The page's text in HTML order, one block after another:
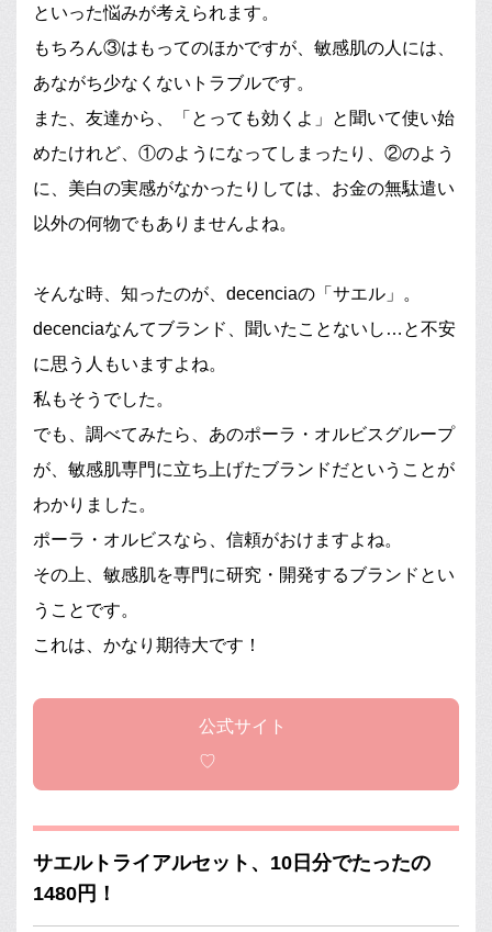
といった悩みが考えられます。
もちろん③はもってのほかですが、敏感肌の人には、
あながち少なくないトラブルです。
また、友達から、「とっても効くよ」と聞いて使い始
めたけれど、①のようになってしまったり、②のよう
に、美白の実感がなかったりしては、お金の無駄遣い
以外の何物でもありませんよね。
そんな時、知ったのが、decenciaの「サエル」。
decenciaなんてブランド、聞いたことないし…と不安
に思う人もいますよね。
私もそうでした。
でも、調べてみたら、あのポーラ・オルビスグループ
が、敏感肌専門に立ち上げたブランドだということが
わかりました。
ポーラ・オルビスなら、信頼がおけますよね。
その上、敏感肌を専門に研究・開発するブランドとい
うことです。
これは、かなり期待大です！
公式サイト
♡
サエルトライアルセット、10日分でたったの
1480円！